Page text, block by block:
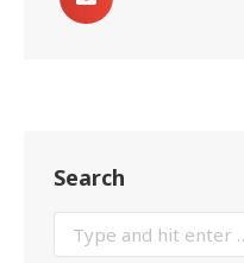
Search